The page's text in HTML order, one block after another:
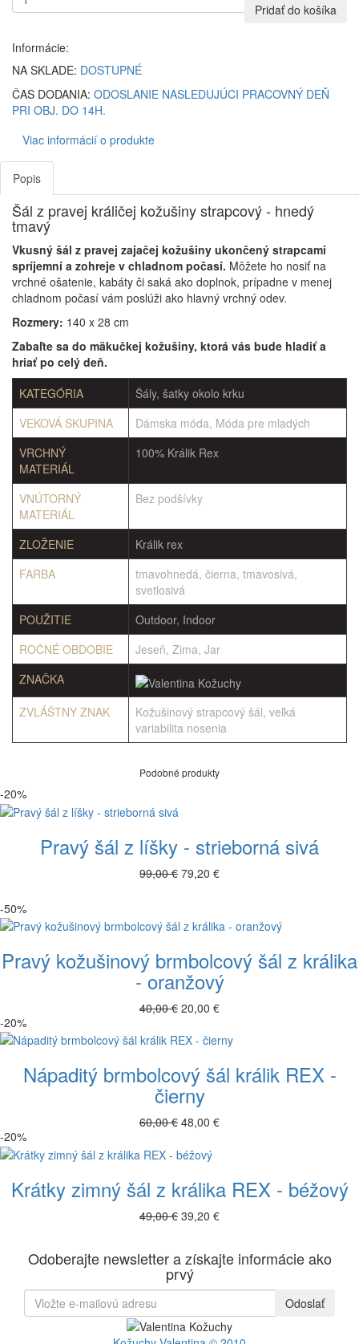
Pridať do košíka
Informácie:
NA SKLADE: DOSTUPNÉ
ČAS DODANIA: ODOSLANIE NASLEDUJÚCI PRACOVNÝ DEŇ
PRI OBJ. DO 14H.
Viac informácií o produkte
Popis
Šál z pravej králičej kožušiny strapcový - hnedý
tmavý
Vkusný šál z pravej zajačej kožušiny ukončený strapcami
spríjemní a zohreje v chladnom počasí. Môžete ho nosiť na
vrchné ošatenie, kabáty či saká ako doplnok, prípadne v menej
chladnom počasí vám poslúži ako hlavný vrchný odev.
Rozmery: 140 x 28 cm
Zabaľte sa do mäkučkej kožušiny, ktorá vás bude hladiť a
hriať po celý deň.
KATEGÓRIA
Šály, šatky okolo krku
VEKOVÁ SKUPINA
Dámska móda, Móda pre mladých
VRCHNÝ
MATERIÁL
100% Králik Rex
VNÚTORNÝ
MATERIÁL
Bez podšívky
ZLOŽENIE
Králik rex
FARBA
tmavohnedá, čierna, tmavosivá,
svetlosivá
POUŽITIE
Outdoor, Indoor
ROČNÉ OBDOBIE
Jeseň, Zima, Jar
ZNAČKA
ZVLÁŠTNY ZNAK
Kožušinový strapcový šál, veľká
variabilita nosenia
Podobné produkty
-20%
Pravý šál z líšky - strieborná sivá
99,00 € 79,20 €
-50%
Pravý kožušinový brmbolcový šál z králika
- oranžový
40,00 € 20,00 €
-20%
Nápaditý brmbolcový šál králik REX -
čierny
60,00 € 48,00 €
-20%
Krátky zimný šál z králika REX - béžový
49,00 € 39,20 €
Odoberajte newsletter a získajte informácie ako
prvý
Odoslať